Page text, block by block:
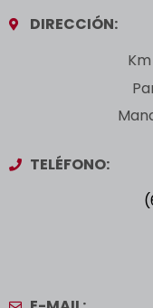
DIRECCIÓN:
TELÉFONO: